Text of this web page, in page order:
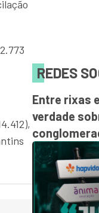
REDES
Entre rixas
verdade